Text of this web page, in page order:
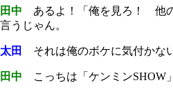
田中 あるよ！「俺を見ろ！ 他
言うじゃん。
太田 それは俺のボケに気付かな
田中 こっちは「ケンミンSHOW